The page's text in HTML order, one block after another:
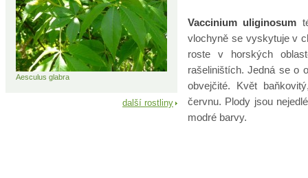
Vaccinium uliginosum
vlochyně se vyskytuje v
roste v horských
rašeliništích. Jedná se o
obvejčité. Květ
červnu. Plody jsou
modré barvy.
Aesculus glabra
další rostliny